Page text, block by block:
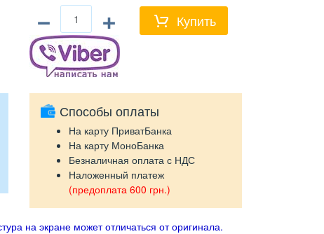
− + Купить
Способы оплаты
На карту ПриватБанка
На карту МоноБанка
Безналичная оплата с НДС
Наложенный платеж
(предоплата 600 грн.)
на экране может отличаться от оригинала.